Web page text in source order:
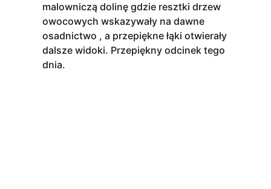
malowniczą dolinę gdzie resztki drzew
owocowych wskazywały na dawne
osadnictwo , a przepiękne łąki otwierały
dalsze widoki. Przepiękny odcinek tego
dnia.